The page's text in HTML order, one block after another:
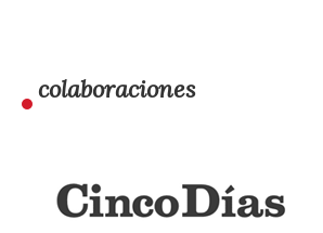
colaboraciones